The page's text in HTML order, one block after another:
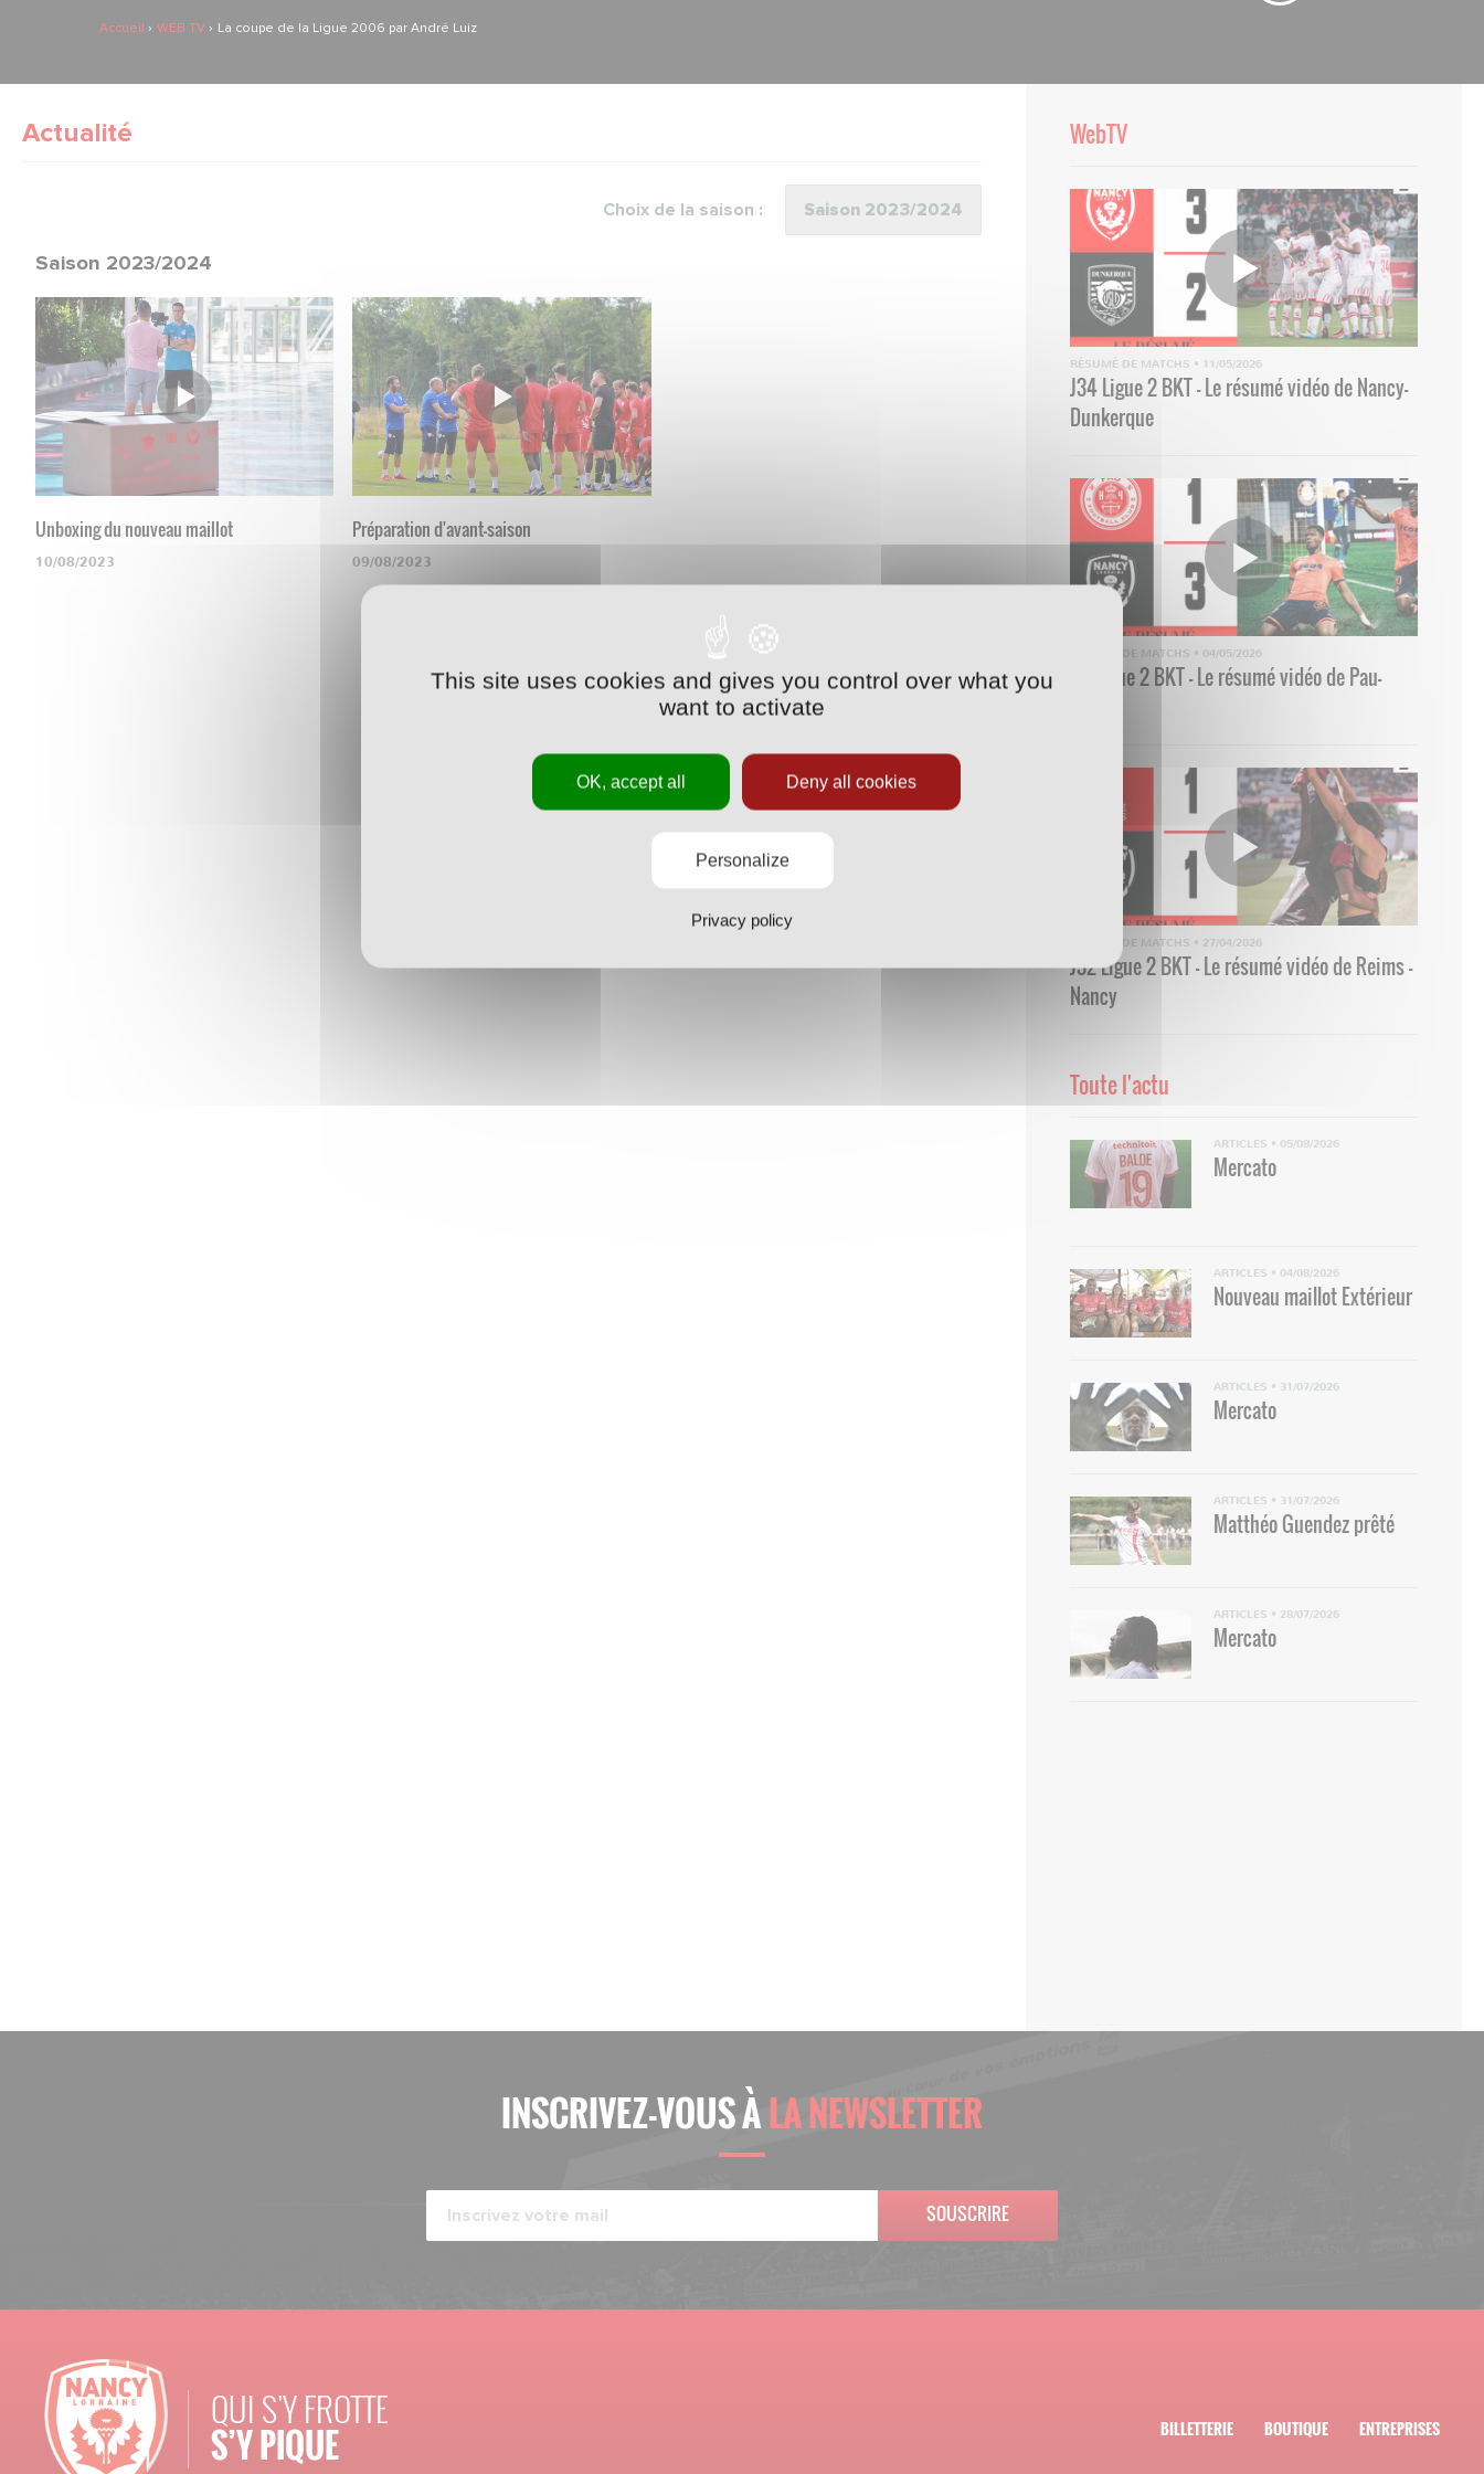
Accueil WEB TV La coupe de la Ligue 2006 par André Luiz
Actualité
Choix de la saison :
Saison 2023/2024
Unboxing du nouveau maillot
10/08/2023
Préparation d'avant-saison
09/08/2023
WebTV
RÉSUMÉ DE MATCHS • 11/05/2026
J34 Ligue 2 BKT - Le résumé vidéo de Nancy-
Dunkerque
RÉSUMÉ DE MATCHS • 04/05/2026
33 Ligue 2 BKT - Le résumé vidéo de Pau-
RÉSUMÉ DE MATCHS • 27/04/2026
J32 Ligue 2 BKT - Le résumé vidéo de Reims -
Nancy
Toute l'actu
ARTICLES • 05/08/2026
Mercato
ARTICLES • 04/08/2026
Nouveau maillot Extérieur
ARTICLES • 31/07/2026
Mercato
ARTICLES • 31/07/2026
Matthéo Guendez prêté
ARTICLES • 28/07/2026
Mercato
INSCRIVEZ-VOUS ÀLA NEWSLETTER
SOUSCRIRE
QUI S'Y FROTTE
S’Y PIQUE BILLETTERIE BOUTIQUE ENTREPRISES
This site uses cookies and gives you control over what you
want to activate
OK, accept all Deny all cookies
Personalize
Privacy policy